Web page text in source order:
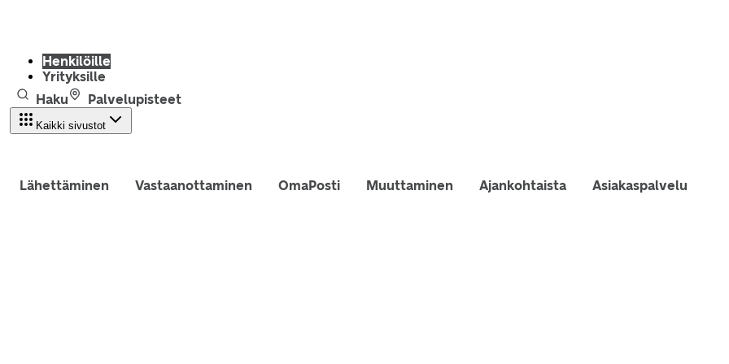
Henkilöille
Yrityksille
Haku
Palvelupisteet
Kaikki sivustot
Lähettäminen Vastaanottaminen OmaPosti Muuttaminen Ajankohtaista Asiakaspalvelu